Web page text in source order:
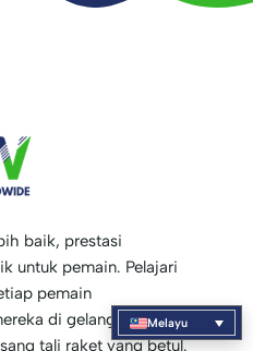
baik, prestasi
untuk pemain. Pelajari
pemain
di gelanggang
tali raket yang betul.
Melayu